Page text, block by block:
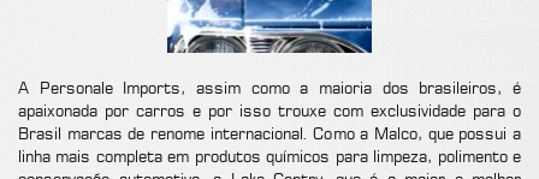
A Personale Imports, assim como a maioria dos brasileiros, é
apaixonada por carros e por isso trouxe com exclusividade para o
Brasil marcas de renome internacional. Como a Malco, que possui a
linha mais completa em produtos químicos para limpeza, polimento e